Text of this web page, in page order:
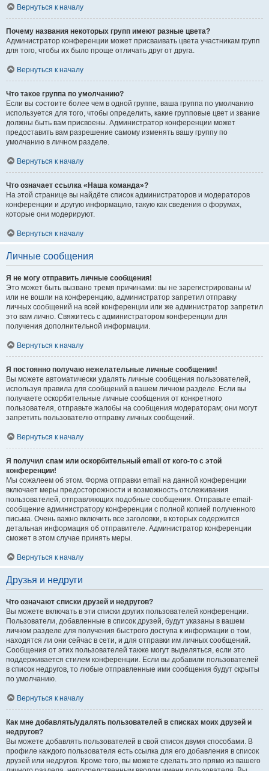
Вернуться к началу
Почему названия некоторых групп имеют разные цвета?
Администратор конференции может присваивать цвета участникам групп
для того, чтобы их было проще отличать друг от друга.
Вернуться к началу
Что такое группа по умолчанию?
Если вы состоите более чем в одной группе, ваша группа по умолчанию
используется для того, чтобы определить, какие групповые цвет и звание
должны быть вам присвоены. Администратор конференции может
предоставить вам разрешение самому изменять вашу группу по
умолчанию в личном разделе.
Вернуться к началу
Что означает ссылка «Наша команда»?
На этой странице вы найдёте список администраторов и модераторов
конференции и другую информацию, такую как сведения о форумах,
которые они модерируют.
Вернуться к началу
Личные сообщения
Я не могу отправить личные сообщения!
Это может быть вызвано тремя причинами: вы не зарегистрированы и/
или не вошли на конференцию, администратор запретил отправку
личных сообщений на всей конференции или же администратор запретил
это вам лично. Свяжитесь с администратором конференции для
получения дополнительной информации.
Вернуться к началу
Я постоянно получаю нежелательные личные сообщения!
Вы можете автоматически удалять личные сообщения пользователей,
используя правила для сообщений в вашем личном разделе. Если вы
получаете оскорбительные личные сообщения от конкретного
пользователя, отправьте жалобы на сообщения модераторам; они могут
запретить пользователю отправку личных сообщений.
Вернуться к началу
Я получил спам или оскорбительный email от кого-то с этой
конференции!
Мы сожалеем об этом. Форма отправки email на данной конференции
включает меры предосторожности и возможность отслеживания
пользователей, отправляющих подобные сообщения. Отправьте email-
сообщение администратору конференции с полной копией полученного
письма. Очень важно включить все заголовки, в которых содержится
детальная информация об отправителе. Администратор конференции
сможет в этом случае принять меры.
Вернуться к началу
Друзья и недруги
Что означают списки друзей и недругов?
Вы можете включать в эти списки других пользователей конференции.
Пользователи, добавленные в список друзей, будут указаны в вашем
личном разделе для получения быстрого доступа к информации о том,
находятся ли они сейчас в сети, и для отправки им личных сообщений.
Сообщения от этих пользователей также могут выделяться, если это
поддерживается стилем конференции. Если вы добавили пользователей
в список недругов, то любые отправленные ими сообщения будут скрыты
по умолчанию.
Вернуться к началу
Как мне добавлять/удалять пользователей в списках моих друзей и
недругов?
Вы можете добавлять пользователей в свой список двумя способами. В
профиле каждого пользователя есть ссылка для его добавления в список
друзей или недругов. Кроме того, вы можете сделать это прямо из вашего